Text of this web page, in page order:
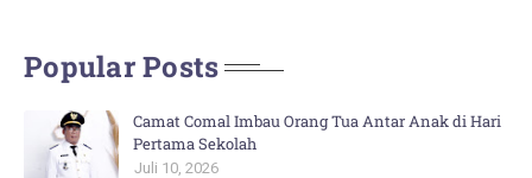
Popular Posts
Camat Comal Imbau Orang Tua Antar Anak di Hari
Pertama Sekolah
Juli 10, 2026